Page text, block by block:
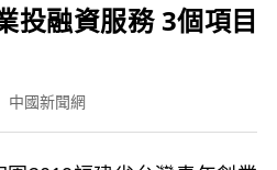
投融資服務 3個項目
中國新聞網